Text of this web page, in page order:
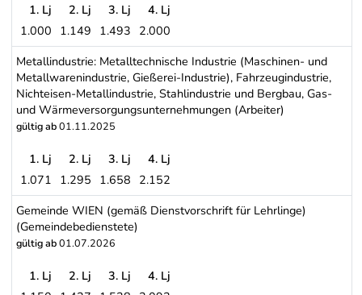
Metallgewerbe und Elektrogewerbe (Arbeiter)
1. Lj 2. Lj 3. Lj
4. Lj
1.000 1.149 1.493 2.000
Metallindustrie: Metalltechnische Industrie (Maschinen- und
Metallwarenindustrie, Gießerei-Industrie), Fahrzeugindustrie,
Nichteisen-Metallindustrie, Stahlindustrie und Bergbau, Gas-
und Wärmeversorgungsunternehmungen (Arbeiter)
gültig ab01.11.2025
Metallindustrie: Metalltechnische Industrie (Maschinen- und
1. Lj 2. Lj 3. Lj
4. Lj
1.071 1.295 1.658 2.152
Gemeinde WIEN (gemäß Dienstvorschrift für Lehrlinge)
(Gemeindebedienstete)
gültig ab01.07.2026
1. Lj 2. Lj 3. Lj
4. Lj